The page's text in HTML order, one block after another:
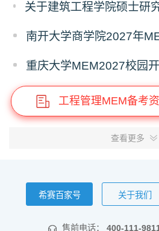
南开大学商学院2027年
工程管理MEM备考
查看更多
希赛百家号 关于我们
售前电话： 400-111-